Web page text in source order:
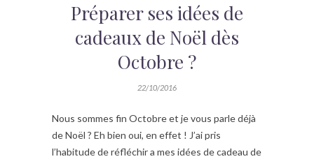
Préparer ses idées de
cadeaux de Noël dès
Octobre ?
22/10/2016
Nous sommes fin Octobre et je vous parle déjà
de Noël ? Eh bien oui, en effet ! J’ai pris
l’habitude de réfléchir a mes idées de cadeau de